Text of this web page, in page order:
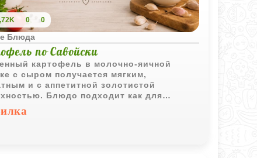
0 0
Блюда
по Савойски
картофель в молочно-яичной
с сыром получается мягким,
и с аппетитной золотистой
Блюдо подходит как для
подачи, так и в качестве